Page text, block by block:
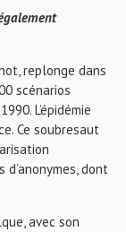
replonge dans
scénarios
L’épidémie
Ce soubresaut
dont
avec son